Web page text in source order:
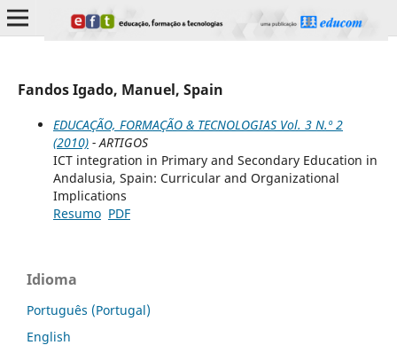
Fandos Igado, Manuel, Spain
EDUCAÇÃO, FORMAÇÃO & TECNOLOGIAS Vol. 3 N.º 2
(2010)- ARTIGOS
ICT integration in Primary and Secondary Education in
Andalusia, Spain: Curricular and Organizational
Implications
Resumo PDF
Idioma
Português (Portugal)
English